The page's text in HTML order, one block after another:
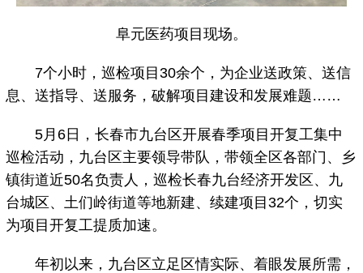
阜元医药项目现场。
7个小时，巡检项目30余个，为企业送政策、送信
息、送指导、送服务，破解项目建设和发展难题……
5月6日，长春市九台区开展春季项目开复工集中
巡检活动，九台区主要领导带队，带领全区各部门、乡
镇街道近50名负责人，巡检长春九台经济开发区、九
台城区、土们岭街道等地新建、续建项目32个，切实
为项目开复工提质加速。
年初以来，九台区立足区情实际、着眼发展所需，